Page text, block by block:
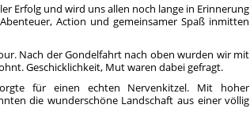
Erfolg und wird uns allen noch lange in Erinnerung
Action und gemeinsamer Spaß inmitten
Nach der Gondelfahrt nach oben wurden wir mit
Geschicklichkeit, Mut waren dabei gefragt.
für einen echten Nervenkitzel. Mit hoher
die wunderschöne Landschaft aus einer völlig